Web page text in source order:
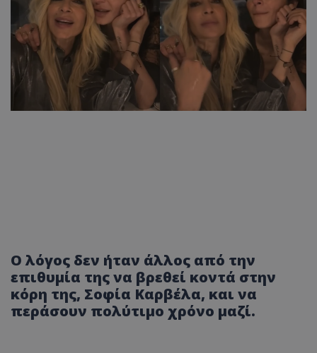
Ο λόγος δεν ήταν άλλος από την
επιθυμία της να βρεθεί κοντά στην
κόρη της, Σοφία Καρβέλα, και να
περάσουν πολύτιμο χρόνο μαζί.